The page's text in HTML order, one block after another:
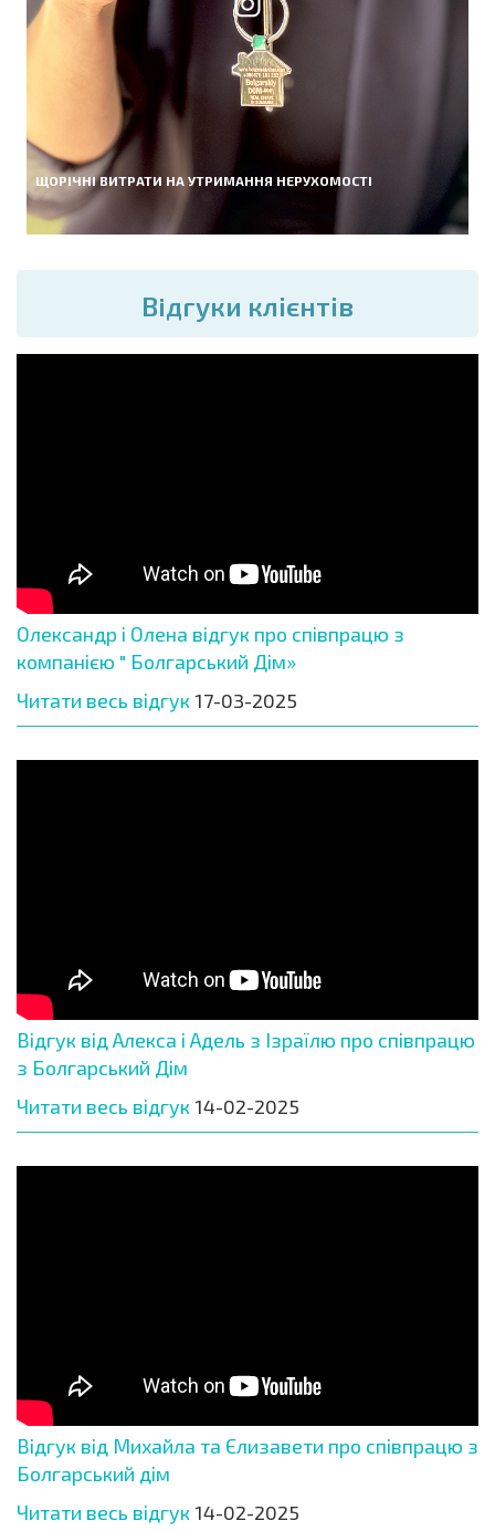
ЩОРІЧНІ ВИТРАТИ НА УТРИМАННЯ НЕРУХОМОСТІ
Вiдгуки клієнтів
Олександр і Олена відгук про співпрацю з
компанією " Болгарський Дім»
Читати весь відгук 17-03-2025
Відгук від Алекса і Адель з Ізраїлю про співпрацю
з Болгарський Дім
Читати весь відгук 14-02-2025
Відгук від Михайла та Єлизавети про співпрацю з
Болгарський дім
Читати весь відгук 14-02-2025